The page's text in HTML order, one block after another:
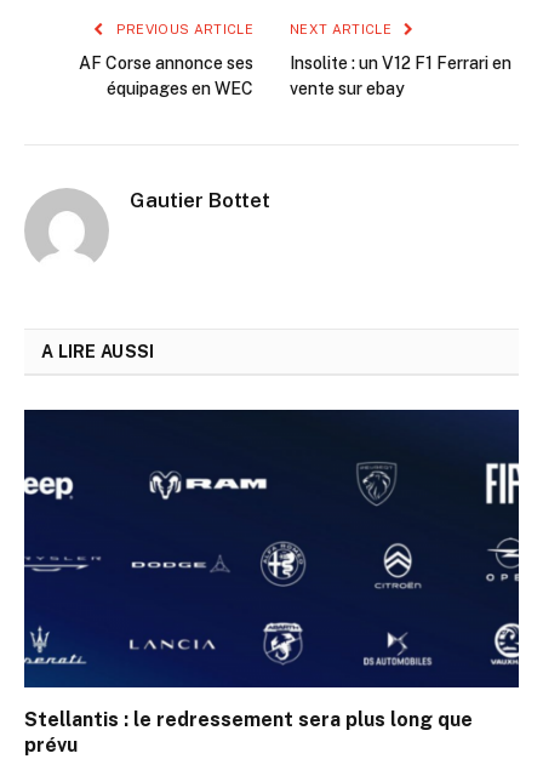
PREVIOUS ARTICLE
AF Corse annonce ses
équipages en WEC
NEXT ARTICLE
Insolite : un V12 F1 Ferrari en
vente sur ebay
Gautier Bottet
A LIRE AUSSI
Stellantis : le redressement sera plus long que
prévu